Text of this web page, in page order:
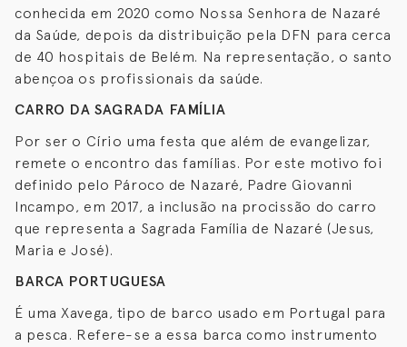
conhecida em 2020 como Nossa Senhora de Nazaré
da Saúde, depois da distribuição pela DFN para cerca
de 40 hospitais de Belém. Na representação, o santo
abençoa os profissionais da saúde.
CARRO DA SAGRADA FAMÍLIA
Por ser o Círio uma festa que além de evangelizar,
remete o encontro das famílias. Por este motivo foi
definido pelo Pároco de Nazaré, Padre Giovanni
Incampo, em 2017, a inclusão na procissão do carro
que representa a Sagrada Família de Nazaré (Jesus,
Maria e José).
BARCA PORTUGUESA
É uma Xavega, tipo de barco usado em Portugal para
a pesca. Refere-se a essa barca como instrumento